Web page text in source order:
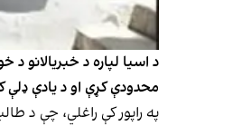
د اسیا لپاره د خبریالانو
محدودې کړې او د یادې ډلې